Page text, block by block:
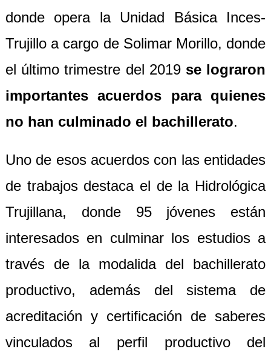
donde opera la Unidad Básica Inces-
Trujillo a cargo de Solimar Morillo, donde
el último trimestre del 2019 se lograron
importantes acuerdos para quienes
no han culminado el bachillerato.
Uno de esos acuerdos con las entidades
de trabajos destaca el de la Hidrológica
Trujillana, donde 95 jóvenes están
interesados en culminar los estudios a
través de la modalida del bachillerato
productivo, además del sistema de
acreditación y certificación de saberes
vinculados al perfil productivo del